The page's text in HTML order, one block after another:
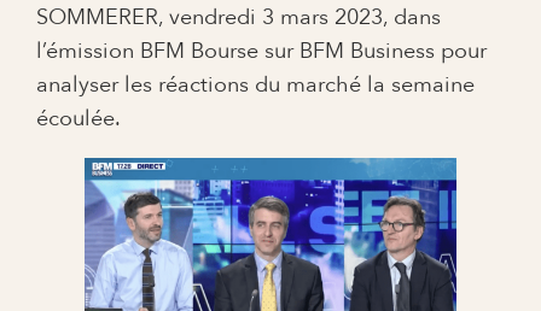
SOMMERER, vendredi 3 mars 2023, dans
l’émission BFM Bourse sur BFM Business pour
analyser les réactions du marché la semaine
écoulée.